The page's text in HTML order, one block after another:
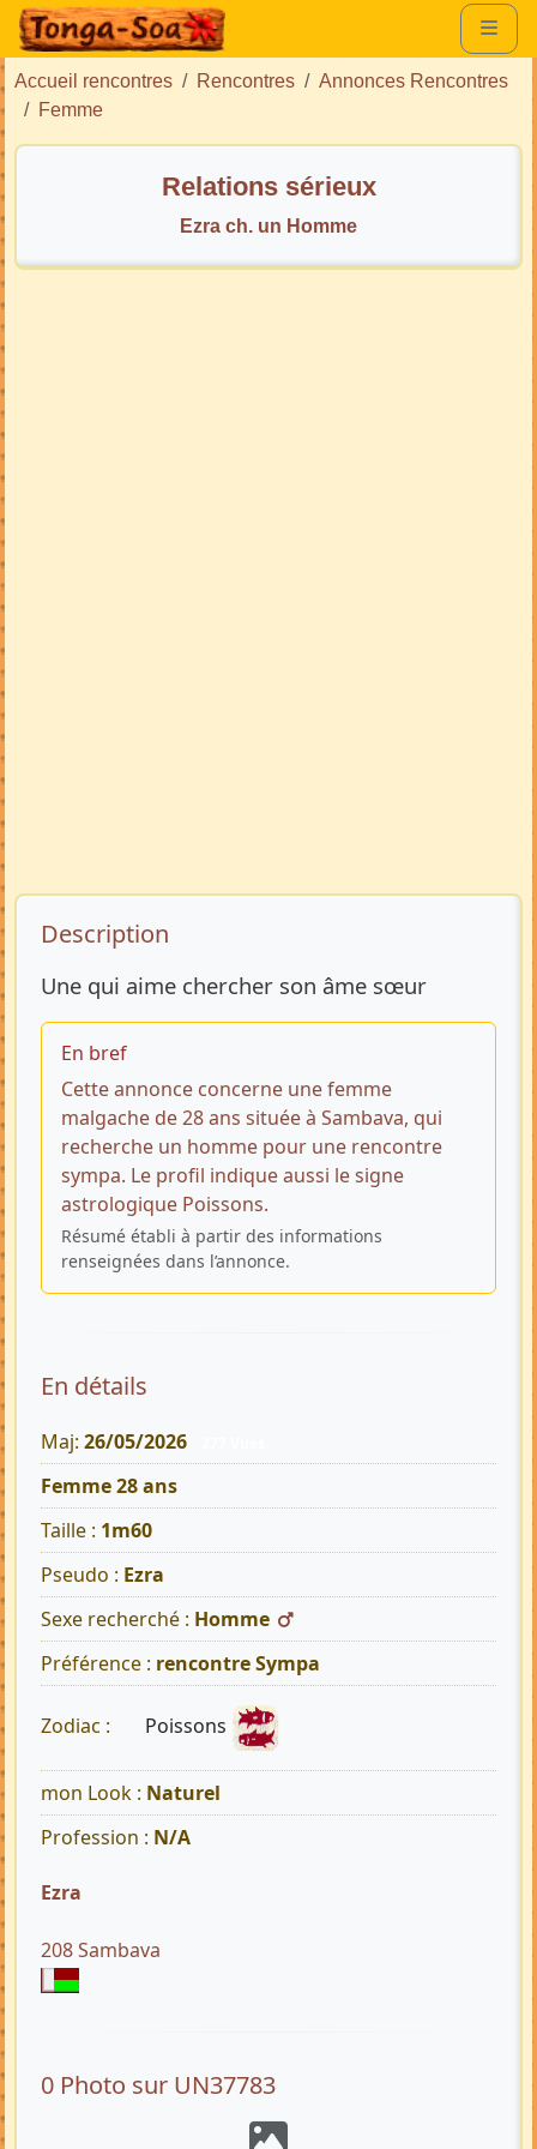
Accueil rencontres Rencontres
Annonces Rencontres
Femme
Relations sérieux
Ezra ch. un Homme
Description de l’annonce
Description
Une qui aime chercher son âme sœur
En bref
Cette annonce concerne une femme
malgache de 28 ans située à Sambava, qui
recherche un homme pour une rencontre
sympa. Le profil indique aussi le signe
astrologique Poissons.
Résumé établi à partir des informations
renseignées dans l’annonce.
En détails
Maj: 26/05/2026
Femme 28 ans
Taille : 1m60
Pseudo : Ezra
Sexe recherché : Homme
Préférence : rencontre Sympa
Zodiac : Poissons
mon Look : Naturel
Profession : N/A
Ezra
208 Sambava
0 Photo sur UN37783